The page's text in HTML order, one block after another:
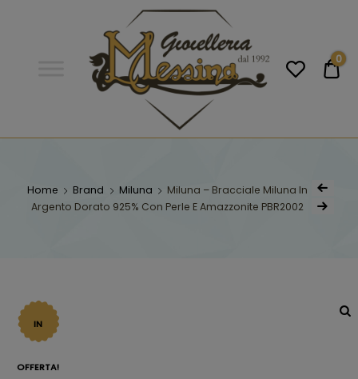
MESSINA
marchi.
0
Home Brand Miluna
Miluna – Bracciale Miluna In
Argento Dorato 925% Con Perle E Amazzonite PBR2002
IN
OFFERTA!